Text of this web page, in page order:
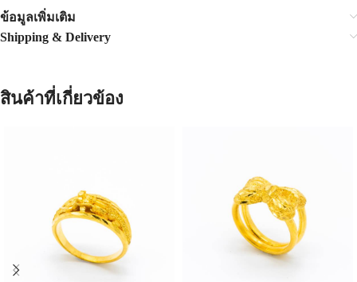
ข้อมูลเพิ่มเติม
Shipping & Delivery
สินค้าที่เกี่ยวข้อง